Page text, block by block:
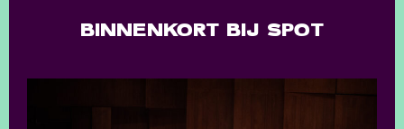
BINNENKORT BIJ SPOT